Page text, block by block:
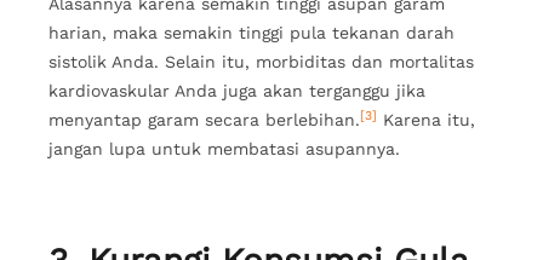
harian, maka semakin tinggi pula tekanan darah
sistolik Anda. Selain itu, morbiditas dan mortalitas
kardiovaskular Anda juga akan terganggu jika
menyantap garam secara berlebihan.[3] Karena itu,
jangan lupa untuk membatasi asupannya.